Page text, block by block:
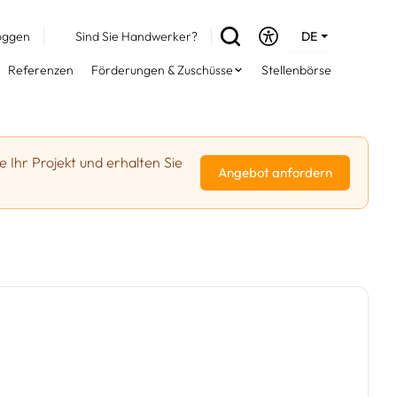
Sind Sie Handwerker?
DE
EN
Referenzen Förderungen & Zuschüsse Stellenbörse
Ihr Projekt und erhalten Sie
Angebot anfordern